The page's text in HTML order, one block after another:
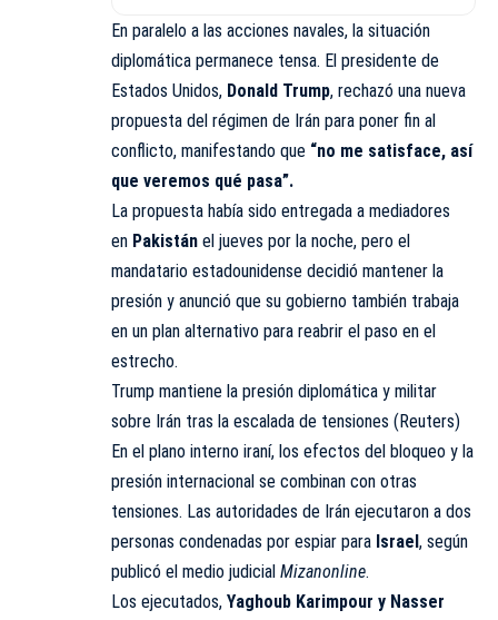
En paralelo a las acciones navales, la situación
diplomática permanece tensa. El presidente de
Estados Unidos, Donald Trump, rechazó una nueva
propuesta del régimen de Irán para poner fin al
conflicto, manifestando que “no me satisface, así
que veremos qué pasa”.
La propuesta había sido entregada a mediadores
en Pakistán el jueves por la noche, pero el
mandatario estadounidense decidió mantener la
presión y anunció que su gobierno también trabaja
en un plan alternativo para reabrir el paso en el
estrecho.
Trump mantiene la presión diplomática y militar
sobre Irán tras la escalada de tensiones (Reuters)
En el plano interno iraní, los efectos del bloqueo y la
presión internacional se combinan con otras
tensiones. Las autoridades de Irán ejecutaron a dos
personas condenadas por espiar para Israel , según
publicó el medio judicial Mizanonline.
Los ejecutados, Yaghoub Karimpour y Nasser